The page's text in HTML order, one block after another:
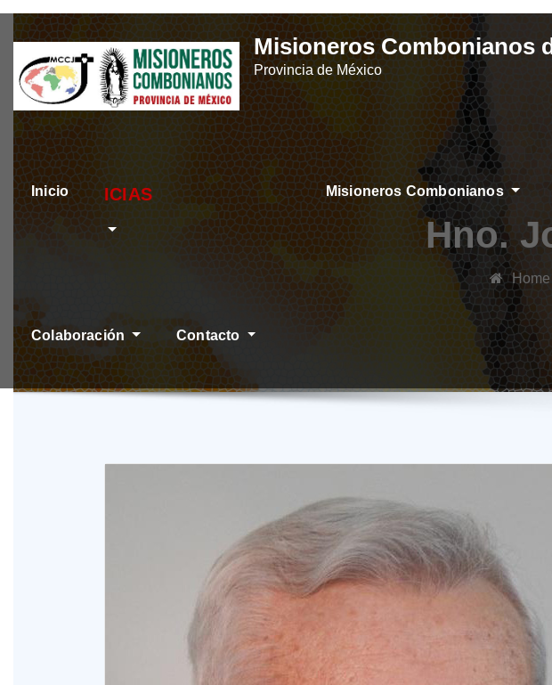
Skip
content
Misioneros Combonianos
Provincia de México
Inicio ÚLTIMAS NOTICIASMisioneros Combonianos
Colaboración Contacto
Hno.
Home